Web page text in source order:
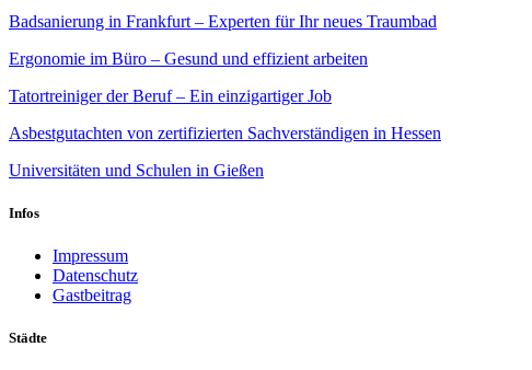
Badsanierung in Frankfurt – Experten für Ihr neues Traumbad
Ergonomie im Büro – Gesund und effizient arbeiten
Tatortreiniger der Beruf – Ein einzigartiger Job
Asbestgutachten von zertifizierten Sachverständigen in Hessen
Universitäten und Schulen in Gießen
Infos
Impressum
Datenschutz
Gastbeitrag
Städte